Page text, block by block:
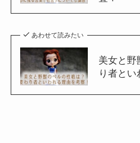
あわせて読みたい
美女と野
り者とい